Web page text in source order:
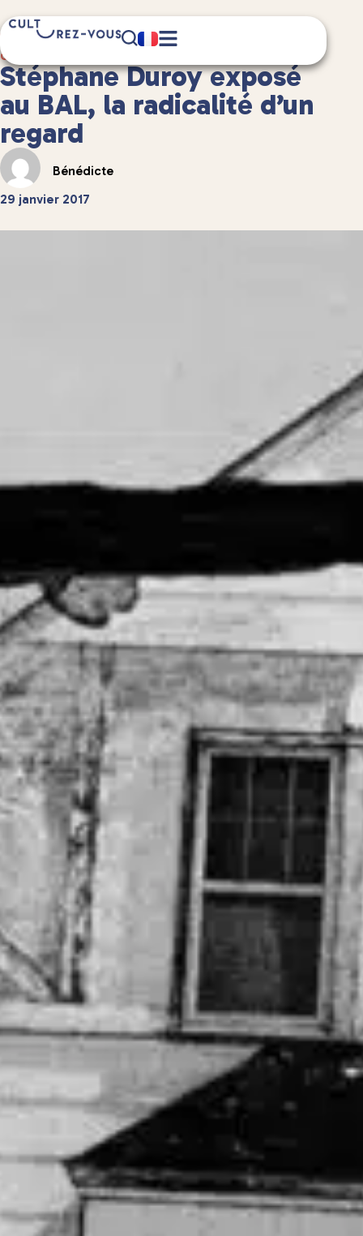
Culture
5 minute(s) de lecture
Stéphane Duroy exposé
au BAL, la radicalité d’un
regard
Bénédicte
29 janvier 2017